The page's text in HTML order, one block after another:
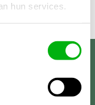
hun services.